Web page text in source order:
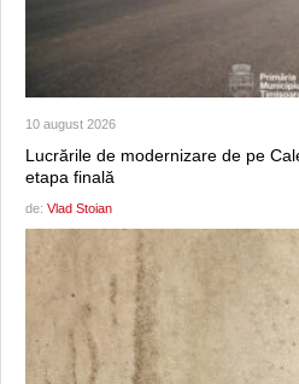
10 august 2026
Lucrările de modernizare de pe
etapa finală
de: Vlad Stoian